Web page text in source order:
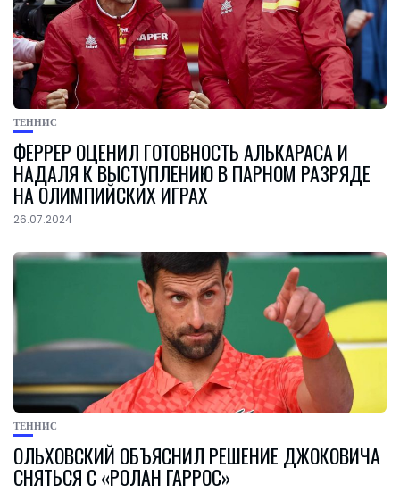
ТЕННИС
ФЕРРЕР ОЦЕНИЛ ГОТОВНОСТЬ АЛЬКАРАСА И
НАДАЛЯ К ВЫСТУПЛЕНИЮ В ПАРНОМ РАЗРЯДЕ
НА ОЛИМПИЙСКИХ ИГРАХ
26.07.2024
ТЕННИС
ОЛЬХОВСКИЙ ОБЪЯСНИЛ РЕШЕНИЕ ДЖОКОВИЧА
СНЯТЬСЯ С «РОЛАН ГАРРОС»